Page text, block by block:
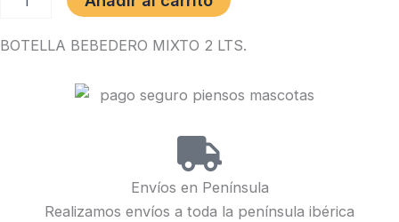
BEBEDERO
2BOTELLA BEBEDERO MIXTO 2 LTS.
Envíos en Península
Realizamos envíos a toda la península ibérica